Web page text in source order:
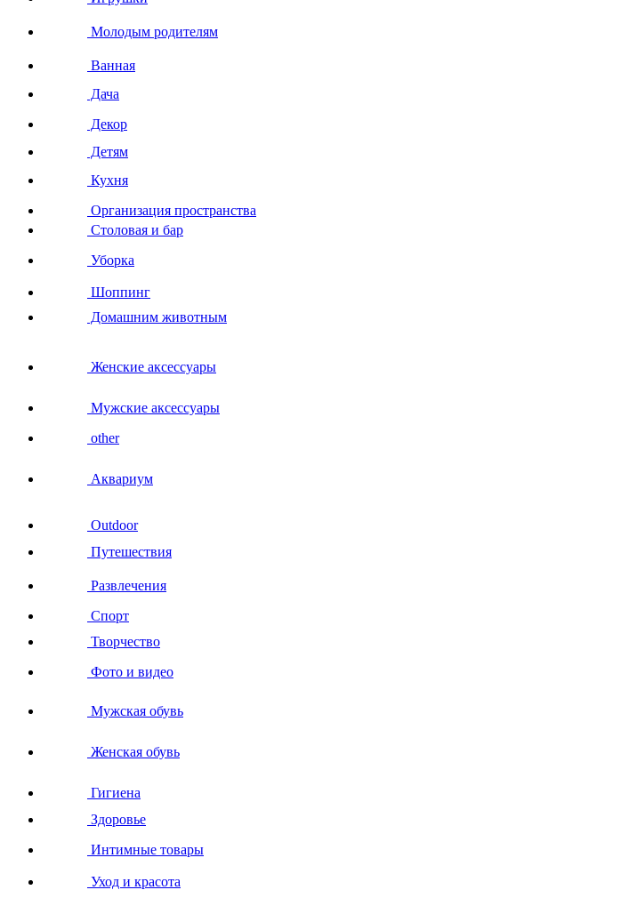
Молодым родителям
Ванная
Дача
Декор
Детям
Кухня
Организация пространства
Столовая и бар
Уборка
Шоппинг
Домашним животным
Женские аксессуары
Мужские аксессуары
other
Аквариум
Outdoor
Путешествия
Развлечения
Спорт
Творчество
Фото и видео
Мужская обувь
Женская обувь
Гигиена
Здоровье
Интимные товары
Уход и красота